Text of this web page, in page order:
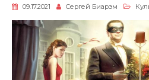
09.17.2021 Сергей Биарэм